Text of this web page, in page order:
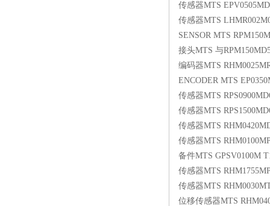
传感器MTS
传感器MTS
SENSOR MTS
接头MTS 与
编码器MTS
ENCODER MTS
传感器MTS
传感器MTS
传感器MTS
传感器MTS
备件MTS GPSV0100M
传感器MTS
传感器MTS
位移传感器MTS